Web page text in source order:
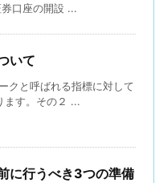
口座の開設 ...
いて
クと呼ばれる指標に対して
ます。その２ ...
に行うべき3つの準備